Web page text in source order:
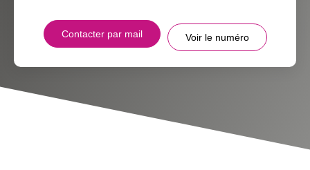
Contacter par mail Voir le numéro